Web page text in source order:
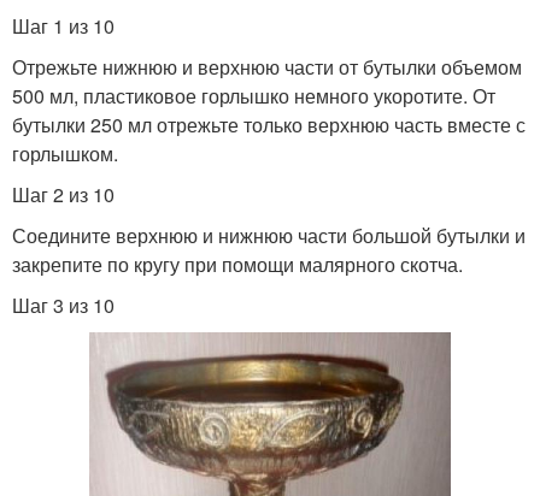
Шаг 1 из 10
Отрежьте нижнюю и верхнюю части от бутылки объемом
500 мл, пластиковое горлышко немного укоротите. От
бутылки 250 мл отрежьте только верхнюю часть вместе с
горлышком.
Шаг 2 из 10
Соедините верхнюю и нижнюю части большой бутылки и
закрепите по кругу при помощи малярного скотча.
Шаг 3 из 10